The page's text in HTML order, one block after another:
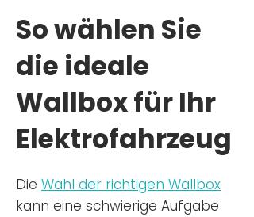
So wählen Sie
die ideale
Wallbox für Ihr
Elektrofahrzeug
Die Wahl der richtigen Wallbox
kann eine schwierige Aufgabe